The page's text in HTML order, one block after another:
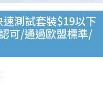
速測試套裝$19以下
可/通過歐盟標準/